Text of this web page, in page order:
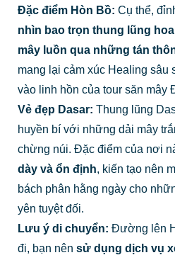
Đặc điểm Hòn Bồ: Cụ thể,
nhìn bao trọn thung lũng
mây luồn qua những tán
mang lại cảm xúc Healing sâu
vào linh hồn của tour săn mây
Vẻ đẹp Dasar: Thung lũng
huyền bí với những dải mây
chừng núi. Đặc điểm của nơi
dày và ổn định, kiến tạo nên
bách phân hằng ngày cho
yên tuyệt đối.
Lưu ý di chuyển: Đường lên
đi, bạn nên sử dụng dịch vụ